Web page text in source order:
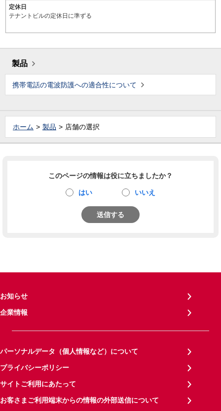
定休日
テナントビルの定休日に準ずる
製品
携帯電話の電波防護への適合性について
ホーム 製品 店舗の選択
このページの情報は役に立ちましたか？
はい いいえ
送信する
お知らせ
企業情報
パーソナルデータ（個人情報など）について
プライバシーポリシー
サイトご利用にあたって
お客さまご利用端末からの情報の外部送信について